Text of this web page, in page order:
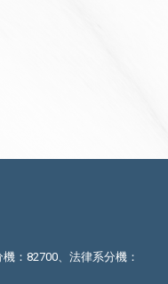
：82700、法律系分機：